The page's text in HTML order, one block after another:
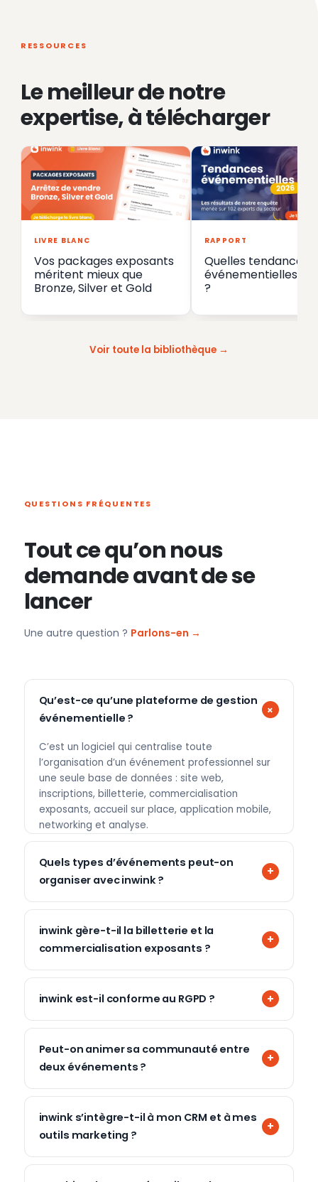
RESSOURCES
Le meilleur de notre
expertise, à télécharger
LIVRE BLANC
Vos packages exposants
méritent mieux que
Bronze, Silver et Gold
RAPPORT
Quelles tendances
événementielles en
?
Voir toute la bibliothèque
QUESTIONS FRÉQUENTES
Tout ce qu’on nous
demande avant de se
lancer
Une autre question ? Parlons-en →
Qu’est-ce qu’une plateforme de gestion
événementielle ?
C’est un logiciel qui centralise toute
l’organisation d’un événement professionnel sur
une seule base de données : site web,
inscriptions, billetterie, commercialisation
exposants, accueil sur place, application mobile,
networking et analyse.
Quels types d’événements peut-on
organiser avec inwink ?
inwink gère-t-il la billetterie et la
commercialisation exposants ?
inwink est-il conforme au RGPD ?
Peut-on animer sa communauté entre
deux événements ?
inwink s’intègre-t-il à mon CRM et à mes
outils marketing ?